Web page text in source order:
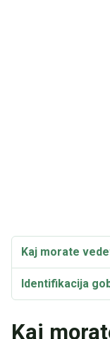
Kaj morate
Identifikacija
Kaj